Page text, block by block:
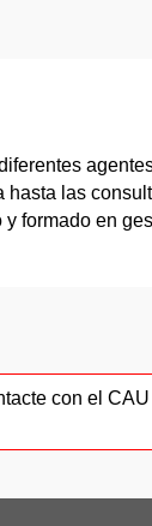
las
formado en
con el